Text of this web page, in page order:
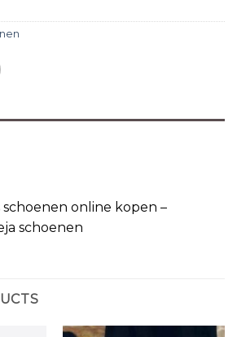
online kopen –
schoenen